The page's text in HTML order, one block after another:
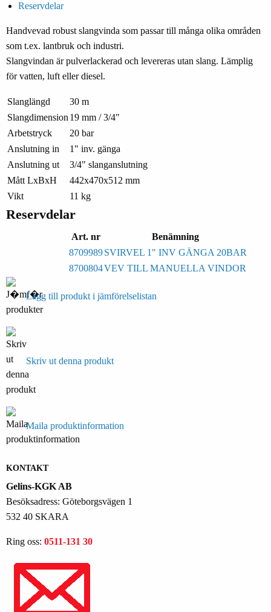
Reservdelar
Handvevad robust slangvinda som passar till många olika områden
som t.ex. lantbruk och industri.
Slangvindan är pulverlackerad och levereras utan slang. Lämplig
för vatten, luft eller diesel.
Slanglängd
30 m
Slangdimension 19 mm / 3/4"
Arbetstryck
20 bar
Anslutning in
1" inv. gänga
Anslutning ut
3/4" slanganslutning
Mått LxBxH
442x470x512 mm
Vikt
11 kg
Reservdelar
Art. nr
Benämning
8709989SVIRVEL 1" INV GÄNGA 20BAR
8700804VEV TILL MANUELLA VINDOR
Lägg till produkt i jämförelselistan
Skriv ut denna produkt
Maila produktinformation
KONTAKT
Gelins-KGK AB
Besöksadress: Göteborgsvägen 1
532 40 SKARA
Ring oss: 0511-131 30